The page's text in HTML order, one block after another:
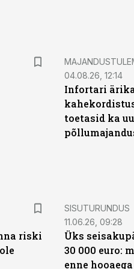
04.08.26, 12:14
Infortari
toetasid ka
riski
ST
SISUTURUNDUS
11.06.26, 09:28
Üks
30 000 euro:
enne